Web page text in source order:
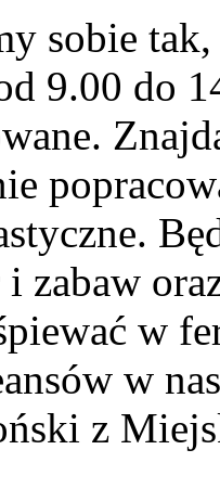
sobie tak,
9.00 do
zabaw
w
w
z